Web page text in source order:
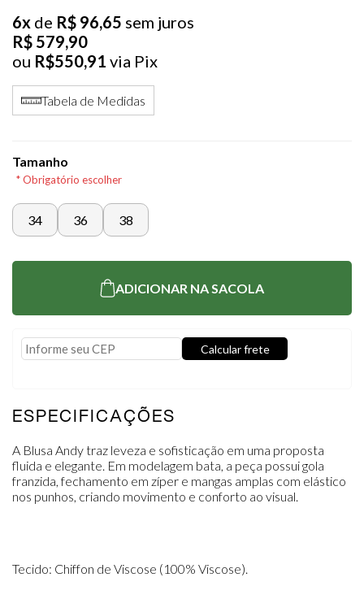
6x de R$ 96,65 sem juros
R$ 579,90
ou R$550,91 via Pix
Tabela de Medidas
Tamanho
* Obrigatório escolher
34 36 38
ADICIONAR NA SACOLA
Calcular frete
ESPECIFICAÇÕES
A Blusa Andy traz leveza e sofisticação em uma proposta
fluida e elegante. Em modelagem bata, a peça possui gola
franzida, fechamento em zíper e mangas amplas com elástico
nos punhos, criando movimento e conforto ao visual.
Tecido: Chiffon de Viscose (100% Viscose).